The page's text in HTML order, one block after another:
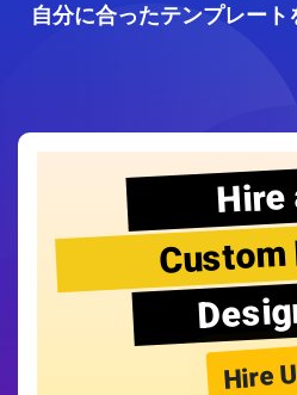
自分に合ったテンプレート
Hire
Custom
Hire